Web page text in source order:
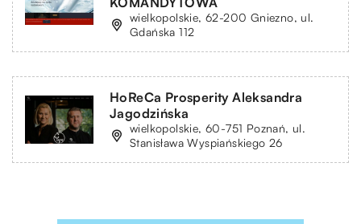
wielkopolskie, 62-200 Gniezno, ul.
Gdańska 112
HoReCa Prosperity Aleksandra
Jagodzińska
wielkopolskie, 60-751 Poznań, ul.
Stanisława Wyspiańskiego 26